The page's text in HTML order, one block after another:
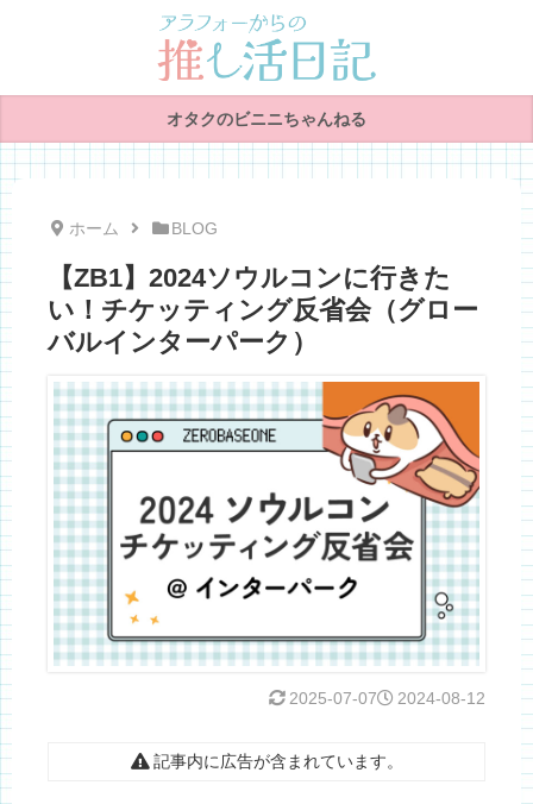
オタクのビニニちゃんねる
ホーム BLOG
【ZB1】2024ソウルコンに行きた
い！チケッティング反省会（グロー
バルインターパーク）
2024-08-12
2025-07-07
記事内に広告が含まれています。